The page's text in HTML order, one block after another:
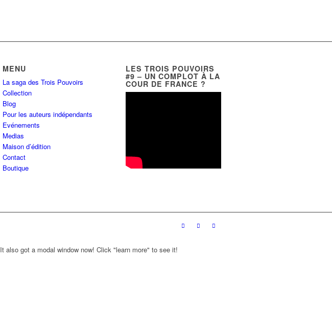
MENU
La saga des Trois Pouvoirs
Collection
Blog
Pour les auteurs indépendants
Evénements
Medias
Maison d’édition
Contact
Boutique
LES TROIS POUVOIRS
#9 – UN COMPLOT À LA
COUR DE FRANCE ?
got a modal window now! Click "learn more" to see it!